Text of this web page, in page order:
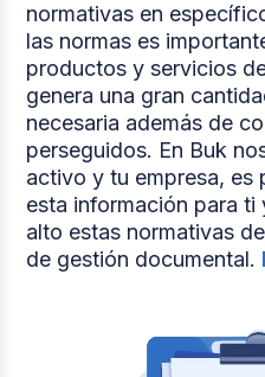
normativas en
las normas es
productos y servicios
genera una gran
necesaria además de
perseguidos. En Buk
activo y tu empresa, es
esta información para ti
alto estas normativas
de gestión documental.